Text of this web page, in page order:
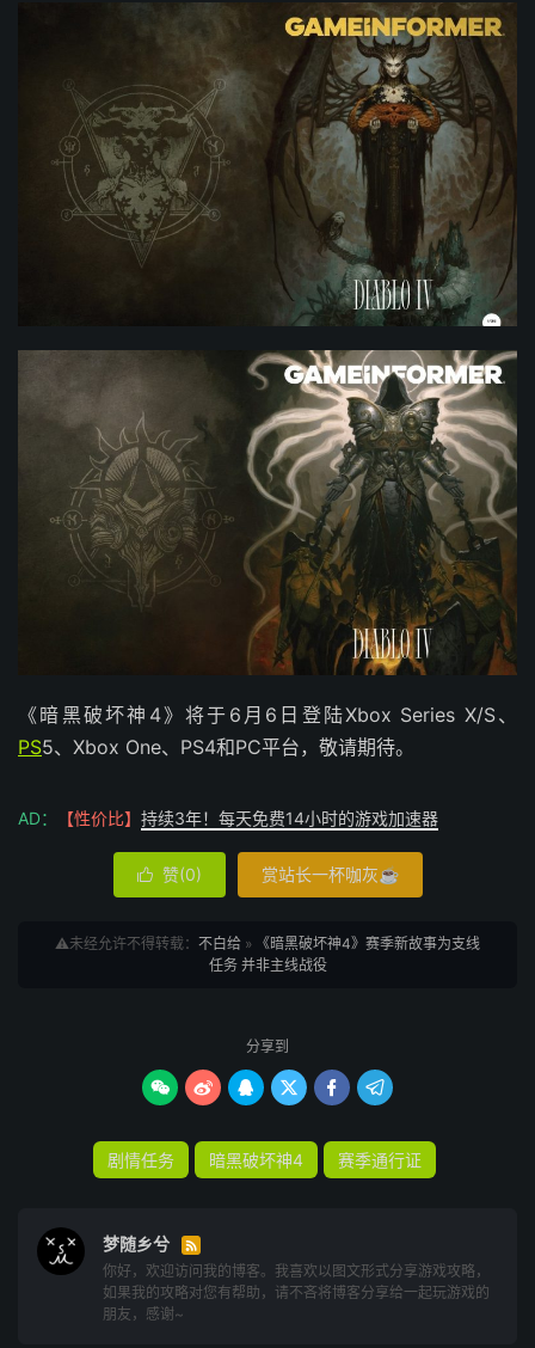
《暗黑破坏神4》将于6月6日登陆Xbox Series X/S、
PS5、Xbox One、PS4和PC平台，敬请期待。
AD： 【性价比】 持续3年！每天免费14小时的游戏加速器
 赞(0) 赏站长一杯咖灰☕
⚠️未经允许不得转载： 不白给 » 《暗黑破坏神4》赛季新故事为支线
任务 并非主线战役
分享到
     
剧情任务 暗黑破坏神4 赛季通行证
梦随乡兮 
你好，欢迎访问我的博客。我喜欢以图文形式分享游戏攻略，
如果我的攻略对您有帮助，请不吝将博客分享给一起玩游戏的
朋友，感谢~